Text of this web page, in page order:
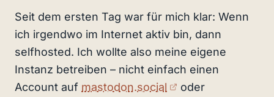
Seit dem ersten Tag war für mich klar: Wenn
ich irgendwo im Internet aktiv bin, dann
selfhosted. Ich wollte also meine eigene
Instanz betreiben – nicht einfach einen
Account auf mastodon.social (externer Link)
oder